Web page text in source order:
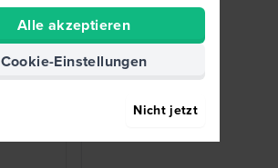
Alle akzeptieren
Cookie-Einstellungen
Nicht jetzt